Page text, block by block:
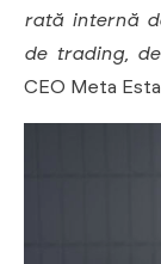
rată internă
de trading,
CEO Meta